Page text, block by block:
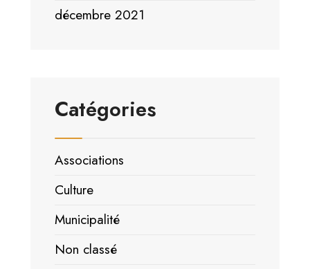
décembre 2021
Catégories
Associations
Culture
Municipalité
Non classé